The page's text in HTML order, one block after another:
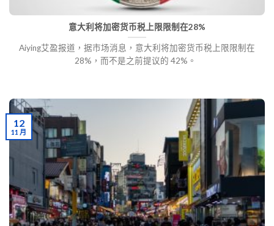
意大利将加密货币税上限限制在28%
Aiying艾盈报道，据市场消息，意大利将加密货币税上限限制在
28%，而不是之前提议的 42%。
12
11 月